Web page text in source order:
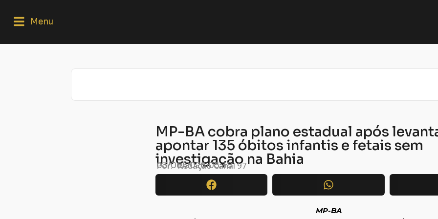
Menu
MP-BA cobra plano estadual após
apontar 135 óbitos infantis e fetais sem
investigação na Bahia
Por: Redação Canal 97
03/06/2026 05:38
MP-BA